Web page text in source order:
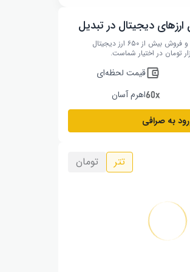
دیجیتال در تبدیل
فرصت کسب سود از خرید و فروش بیش از ۶۵۰ ارز دیجیتال
قیمت لحظه‌ای
اهرم آسان
به صرافی
تتر تومان